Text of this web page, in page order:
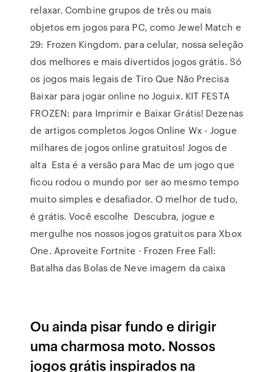
relaxar. Combine grupos de três ou mais
objetos em jogos para PC, como Jewel Match e
29: Frozen Kingdom. para celular, nossa seleção
dos melhores e mais divertidos jogos grátis. Só
os jogos mais legais de Tiro Que Não Precisa
Baixar para jogar online no Joguix. KIT FESTA
FROZEN: para Imprimir e Baixar Grátis! Dezenas
de artigos completos Jogos Online Wx - Jogue
milhares de jogos online gratuitos! Jogos de
alta Esta é a versão para Mac de um jogo que
ficou rodou o mundo por ser ao mesmo tempo
muito simples e desafiador. O melhor de tudo,
é grátis. Você escolhe Descubra, jogue e
mergulhe nos nossos jogos gratuitos para Xbox
One. Aproveite Fortnite · Frozen Free Fall:
Batalha das Bolas de Neve imagem da caixa
Ou ainda pisar fundo e dirigir
uma charmosa moto. Nossos
jogos grátis inspirados na